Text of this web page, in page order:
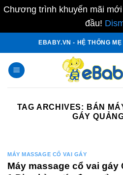
Chương trình khuyến mãi
đầu!
content
EBABY.VN - HỆ THỐNG
TAG ARCHIVES: BÁN
GÁY
MÁY MASSAGE CỔ VAI GÁY
Máy massage cổ vai